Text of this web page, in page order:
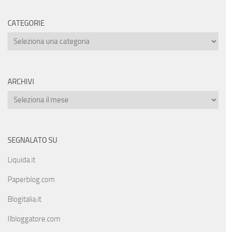
CATEGORIE
ARCHIVI
SEGNALATO SU
Liquida.it
Paperblog.com
Blogitalia.it
Ilbloggatore.com